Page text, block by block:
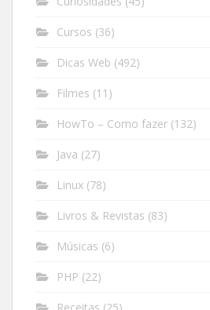
Cursos (36)
Dicas Web (492)
Filmes (11)
HowTo – Como fazer (132)
Java (27)
Linux (78)
Livros & Revistas (83)
Músicas (6)
PHP (22)